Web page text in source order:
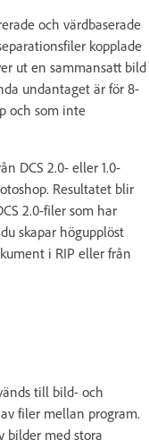
och värdbaserade
kopplade
ut en sammansatt bild
undantaget är för 8-
och som inte
DCS 2.0- eller 1.0-
Resultatet blir
2.0-filer som har
skapar högupplöst
i RIP eller från
till bild- och
filer mellan program.
bilder med stora